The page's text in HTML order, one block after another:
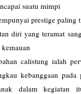
suatu mimpi
prestige paling
diri yang teramat
calistung ialah
kebanggaan pada
dalam kegiatan